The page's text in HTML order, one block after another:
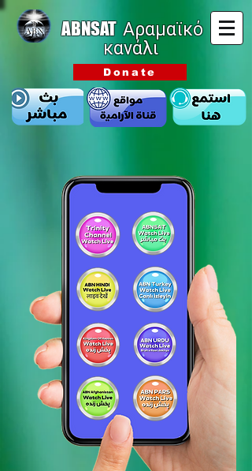
ABNSATΑραμαϊκό
κανάλι
Donate